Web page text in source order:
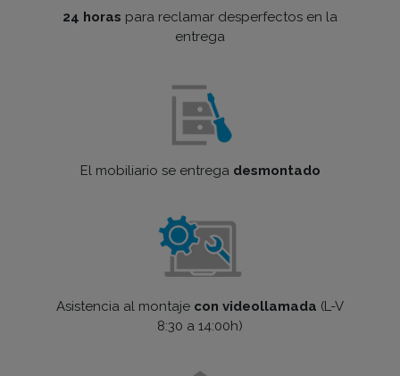
24 horas para reclamar desperfectos en la
entrega
El mobiliario se entrega desmontado
Asistencia al montaje con videollamada (L-V
8:30 a 14:00h)